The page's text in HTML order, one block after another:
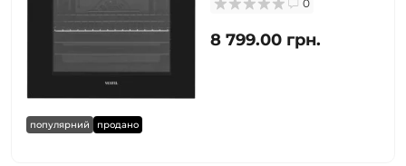
популярний продано
0
8 799.00 грн.